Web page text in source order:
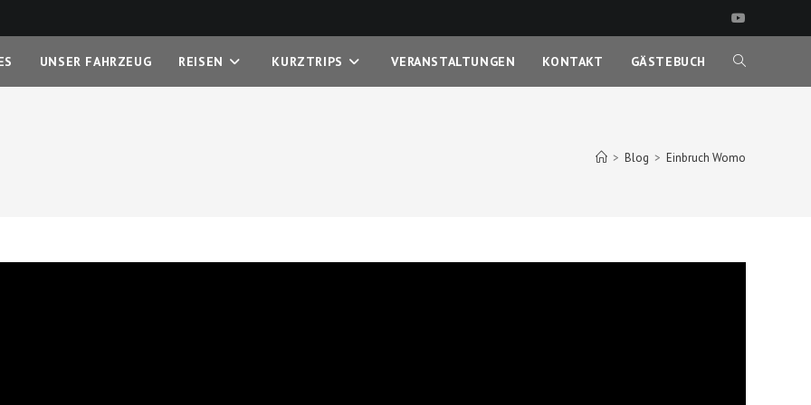
UNSER FAHRZEUG REISEN KURZTRIPS VERANSTALTUNGEN KONTAKT GÄSTEBUCH WEBSITE-
UMSCHALTEN
> Blog > Einbruch Womo